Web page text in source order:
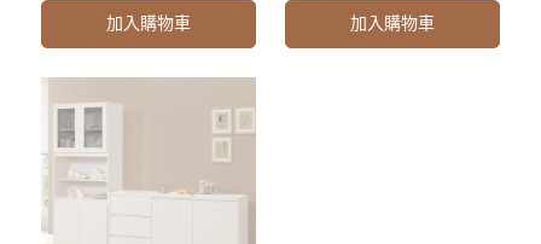
加入購物車 加入購物車